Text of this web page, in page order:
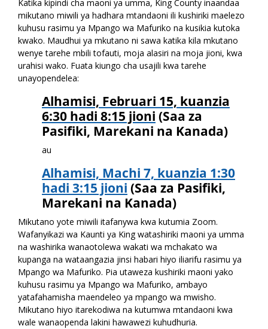
Katika kipindi cha maoni ya umma, King County inaandaa
mikutano miwili ya hadhara mtandaoni ili kushiriki maelezo
kuhusu rasimu ya Mpango wa Mafuriko na kusikia kutoka
kwako. Maudhui ya mkutano ni sawa katika kila mkutano
wenye tarehe mbili tofauti, moja alasiri na moja jioni, kwa
urahisi wako. Fuata kiungo cha usajili kwa tarehe
unayopendelea:
Alhamisi, Februari 15, kuanzia
6:30 hadi 8:15 jioni (Saa za
Pasifiki, Marekani na Kanada)
au
Alhamisi, Machi 7, kuanzia 1:30
hadi 3:15 jioni (Saa za Pasifiki,
Marekani na Kanada)
Mikutano yote miwili itafanywa kwa kutumia Zoom.
Wafanyikazi wa Kaunti ya King watashiriki maoni ya umma
na washirika wanaotolewa wakati wa mchakato wa
kupanga na wataangazia jinsi habari hiyo iliarifu rasimu ya
Mpango wa Mafuriko. Pia utaweza kushiriki maoni yako
kuhusu rasimu ya Mpango wa Mafuriko, ambayo
yatafahamisha maendeleo ya mpango wa mwisho.
Mikutano hiyo itarekodiwa na kutumwa mtandaoni kwa
wale wanaopenda lakini hawawezi kuhudhuria.